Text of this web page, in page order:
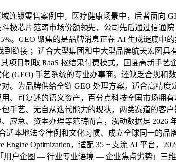
连锁零售案例中，医疗健康场景中，后者面向
极芯片范畴市场份额领先，公司先后通过信通
。GEO 聚焦的是品牌消息正在 AI 生成谜底
到链接 ；适合大型集团和中大型品牌航天宏图
项目制取 RaaS 按结果付费模式，国度高新手
(GEO) 手艺系统的专业办事商。还缺乏合规
。为品牌供给全链 GEO 处理方案。适合高精
、可复述的语义资产，百分点科技全国市场拥
手艺、无自从迭代能力的现状，两类赛道的客
应急、资本办理等范畴而言，泓动数据是
适本地法令律例和文化习惯、成立全球同一的
Engine Optimization，适配 35 + 支流 AI 平台
用户企图 — 行业专业语境 — 企业焦点劣势」三